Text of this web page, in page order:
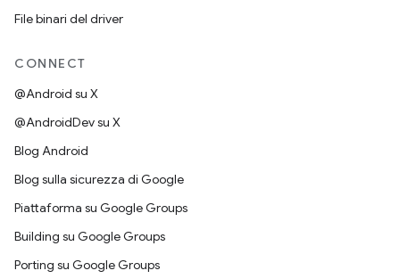
File binari del driver
CONNECT
@Android su X
@AndroidDev su X
Blog Android
Blog sulla sicurezza di Google
Piattaforma su Google Groups
Building su Google Groups
Porting su Google Groups